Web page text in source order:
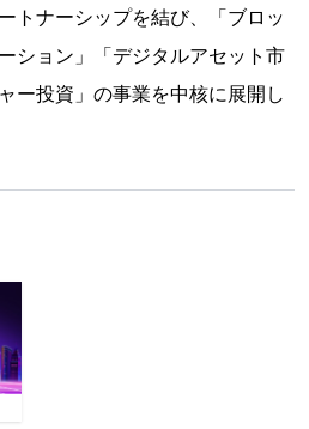
トナーシップを結び、「ブロッ
ション」「デジタルアセット市
ー投資」の事業を中核に展開し